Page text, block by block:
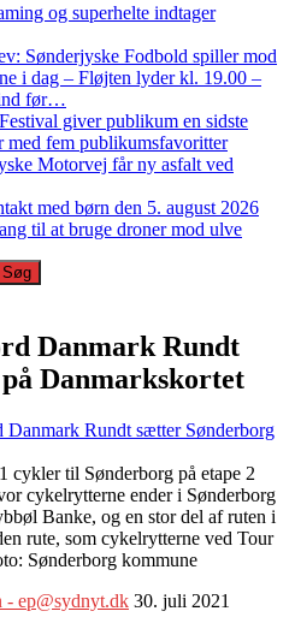
og superhelte indtager
Sønderjyske Fodbold spiller mod
i dag – Fløjten lyder kl. 19.00 –
ind før…
giver publikum en sidste
med fem publikumsfavoritter
Motorvej får ny asfalt ved
med børn den 5. august 2026
til at bruge droner mod ulve
Danmark Rundt
Danmarkskortet
Danmark Rundt sætter Sønderborg
cykler til Sønderborg på etape 2
cykelrytterne ender i Sønderborg
Banke, og en stor del af ruten i
rute, som cykelrytterne ved Tour
Sønderborg kommune
- ep@sydnyt.dk 30. juli 2021